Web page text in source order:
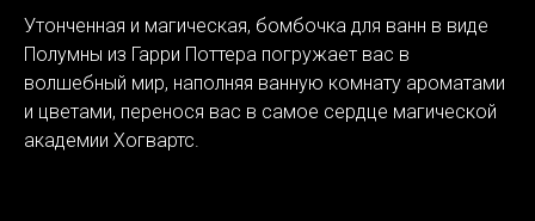
Утонченная и магическая, бомбочка для ванн в виде
Полумны из Гарри Поттера погружает вас в
волшебный мир, наполняя ванную комнату ароматами
и цветами, перенося вас в самое сердце магической
академии Хогвартс.